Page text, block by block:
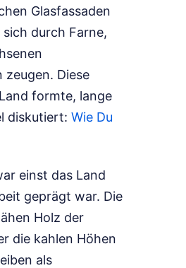
Glasfassaden
durch Farne,
zeugen. Diese
formte, lange
diskutiert: Wie Du
einst das Land
geprägt war. Die
Holz der
die kahlen Höhen
als